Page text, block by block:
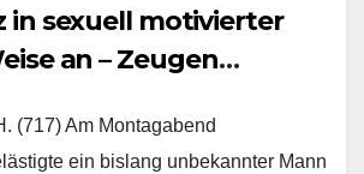
in sexuell motivierter
an – Zeugen
(717) Am Montagabend
ein bislang unbekannter Mann